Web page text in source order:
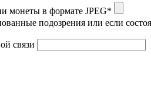
монеты в формате JPEG*
подозрения или если
связи